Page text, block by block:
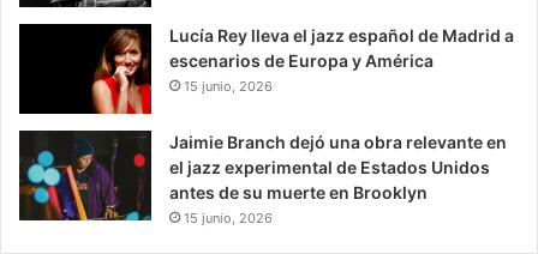
Lucía Rey lleva el jazz español de Madrid a
escenarios de Europa y América
15 junio, 2026
Jaimie Branch dejó una obra relevante en
el jazz experimental de Estados Unidos
antes de su muerte en Brooklyn
15 junio, 2026